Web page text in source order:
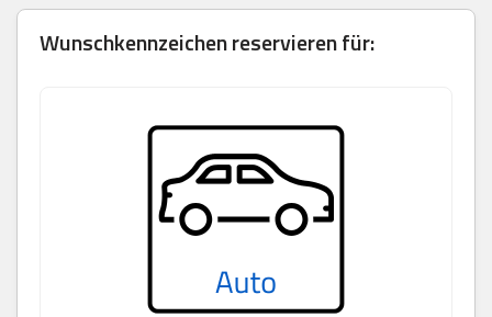
Wunschkennzeichen reservieren für: